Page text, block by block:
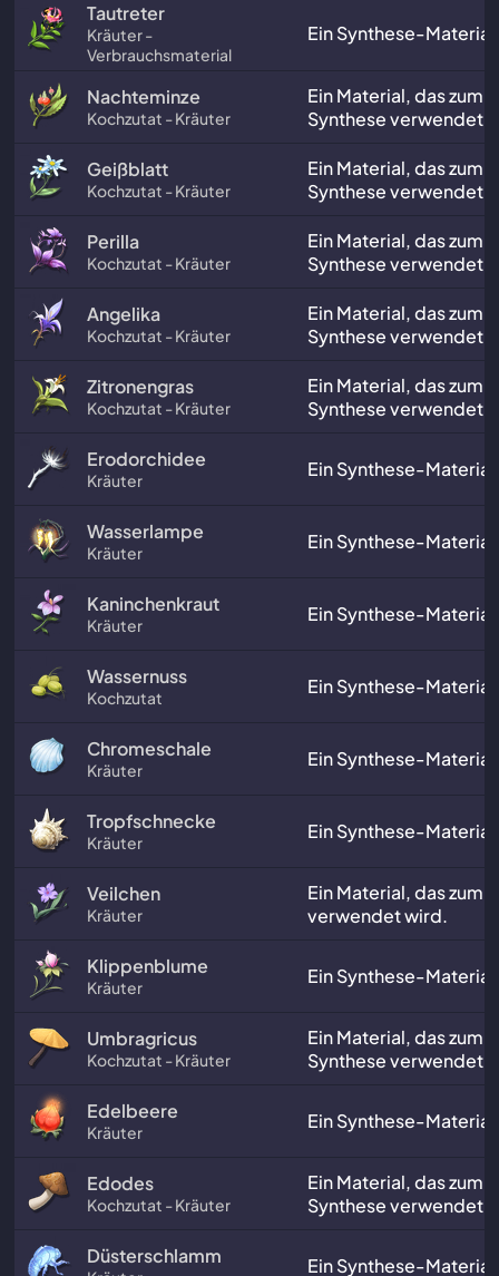
Tautreter
Kräuter -
Verbrauchsmaterial
Ein Synthese-Material.
Nachteminze
Kochzutat - Kräuter
Ein Material, das zum
Synthese verwendet
Geißblatt
Kochzutat - Kräuter
Ein Material, das zum
Synthese verwendet
Perilla
Kochzutat - Kräuter
Ein Material, das zum
Synthese verwendet
Angelika
Kochzutat - Kräuter
Ein Material, das zum
Synthese verwendet
Zitronengras
Kochzutat - Kräuter
Ein Material, das zum
Synthese verwendet
Erodorchidee
Kräuter Ein Synthese-Material.
Wasserlampe
Kräuter Ein Synthese-Material.
Kaninchenkraut
Kräuter Ein Synthese-Material.
Wassernuss
Kochzutat Ein Synthese-Material.
Chromeschale
Kräuter Ein Synthese-Material.
Tropfschnecke
Kräuter Ein Synthese-Material.
Veilchen
Kräuter
Ein Material, das zum
verwendet wird.
Klippenblume
Kräuter Ein Synthese-Material.
Umbragricus
Kochzutat - Kräuter
Ein Material, das zum
Synthese verwendet
Edelbeere
Kräuter Ein Synthese-Material.
Edodes
Kochzutat - Kräuter
Ein Material, das zum
Synthese verwendet
Düsterschlamm Ein Synthese-Material.